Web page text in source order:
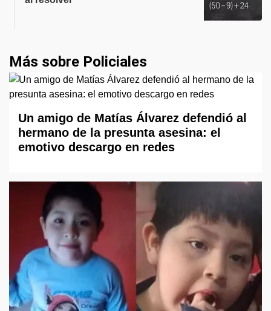
Más sobre Policiales
Un amigo de Matías Álvarez defendió al
hermano de la presunta asesina: el
emotivo descargo en redes